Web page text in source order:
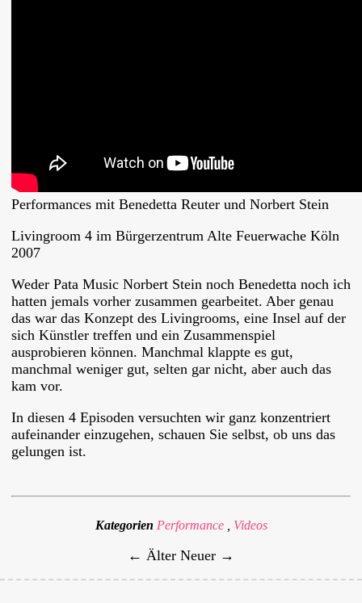
Performances mit Benedetta Reuter und Norbert Stein
Livingroom 4 im Bürgerzentrum Alte Feuerwache Köln
2007
Weder Pata Music Norbert Stein noch Benedetta noch ich
hatten jemals vorher zusammen gearbeitet. Aber genau
das war das Konzept des Livingrooms, eine Insel auf der
sich Künstler treffen und ein Zusammenspiel
ausprobieren können. Manchmal klappte es gut,
manchmal weniger gut, selten gar nicht, aber auch das
kam vor.
In diesen 4 Episoden versuchten wir ganz konzentriert
aufeinander einzugehen, schauen Sie selbst, ob uns das
gelungen ist.
Kategorien Performance, Videos
← Älter Neuer →